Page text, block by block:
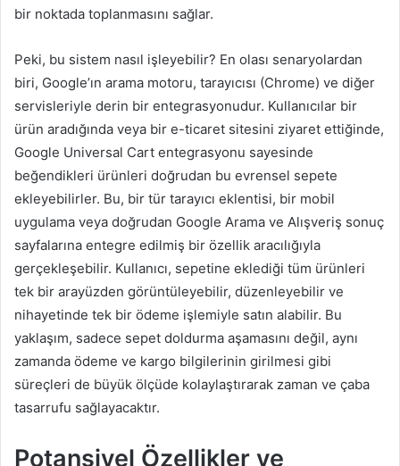
bir noktada toplanmasını sağlar.
Peki, bu sistem nasıl işleyebilir? En olası senaryolardan
biri, Google’ın arama motoru, tarayıcısı (Chrome) ve diğer
servisleriyle derin bir entegrasyonudur. Kullanıcılar bir
ürün aradığında veya bir e-ticaret sitesini ziyaret ettiğinde,
Google Universal Cart entegrasyonu sayesinde
beğendikleri ürünleri doğrudan bu evrensel sepete
ekleyebilirler. Bu, bir tür tarayıcı eklentisi, bir mobil
uygulama veya doğrudan Google Arama ve Alışveriş sonuç
sayfalarına entegre edilmiş bir özellik aracılığıyla
gerçekleşebilir. Kullanıcı, sepetine eklediği tüm ürünleri
tek bir arayüzden görüntüleyebilir, düzenleyebilir ve
nihayetinde tek bir ödeme işlemiyle satın alabilir. Bu
yaklaşım, sadece sepet doldurma aşamasını değil, aynı
zamanda ödeme ve kargo bilgilerinin girilmesi gibi
süreçleri de büyük ölçüde kolaylaştırarak zaman ve çaba
tasarrufu sağlayacaktır.
Potansiyel Özellikler ve